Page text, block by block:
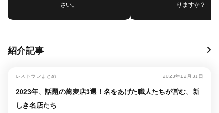
さい。
りますか？
紹介記事
レストランまとめ 2023年12月31日
2023年、話題の蕎麦店3選！名をあげた職人たちが営む、新
しき名店たち